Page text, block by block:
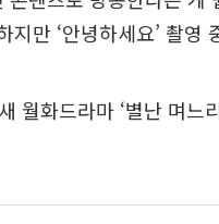
지만 ‘안녕하세요’ 촬
월화드라마 ‘별난 며느